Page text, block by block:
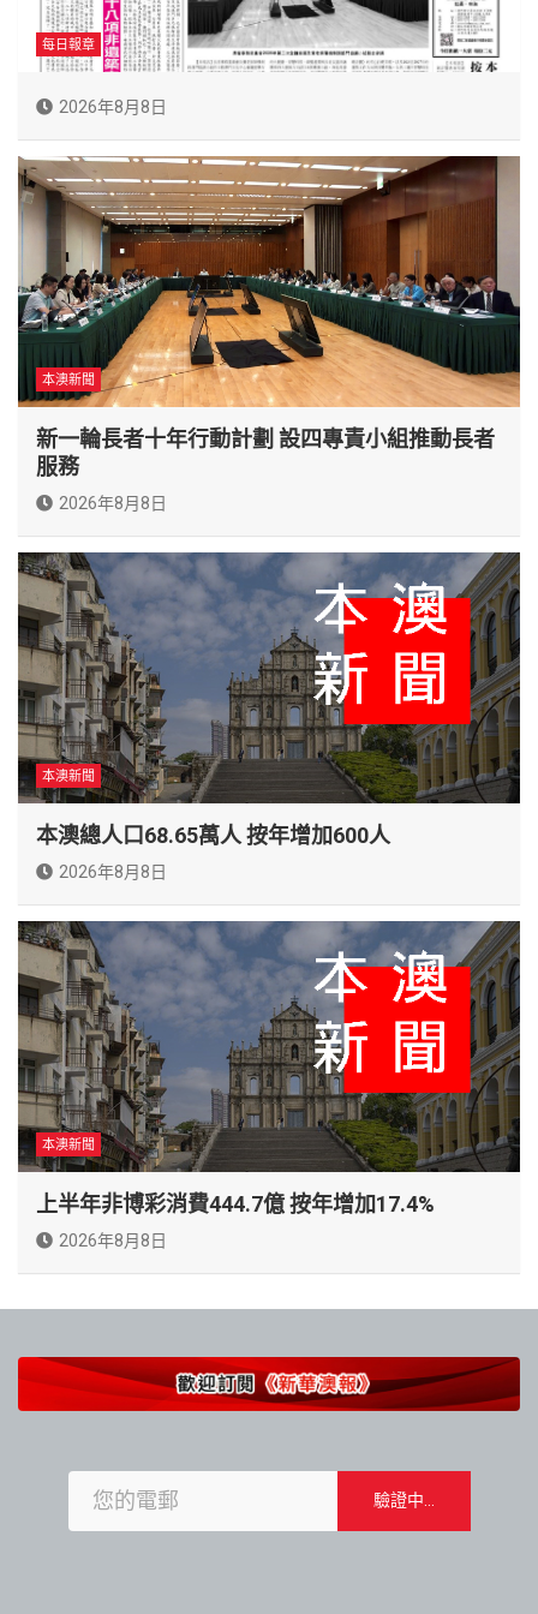
每日報章
2026年8月8日
本澳新聞
新一輪長者十年行動計劃 設四專責小組推動長者
服務
2026年8月8日
本澳新聞
本澳總人口68.65萬人 按年增加600人
2026年8月8日
本澳新聞
上半年非博彩消費444.7億 按年增加17.4%
2026年8月8日